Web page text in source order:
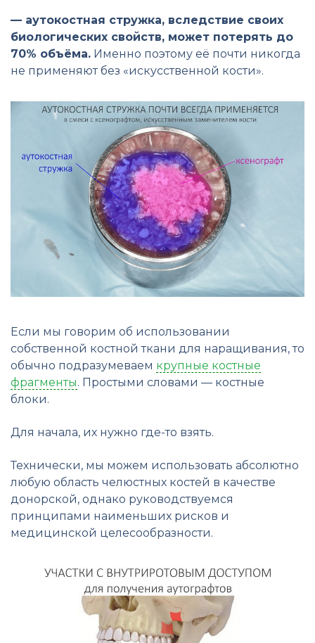
— аутокостная стружка, вследствие своих
биологических свойств, может потерять до
70% объёма. Именно поэтому её почти никогда
не применяют без «искусственной кости».
Если мы говорим об использовании
собственной костной ткани для наращивания, то
обычно подразумеваем крупные костные
фрагменты. Простыми словами — костные
блоки.
Для начала, их нужно где-то взять.
Технически, мы можем использовать абсолютно
любую область челюстных костей в качестве
донорской, однако руководствуемся
принципами наименьших рисков и
медицинской целесообразности.